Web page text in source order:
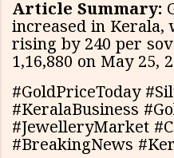
Article Summary:
increased in Kerala,
rising by ₹240 per
₹1,16,880 on May 25,
#GoldPriceToday
#KeralaBusiness
#JewelleryMarket
#BreakingNews